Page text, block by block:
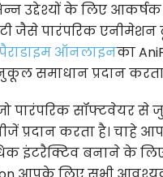
उद्देश्यों के लिए
जैसे पारंपरिक
ऑनलाइनका
समाधान प्रदान करता
पारंपरिक सॉफ्टवेयर से
करता है। चाहे आप
इंटरैक्टिव बनाने के लिए